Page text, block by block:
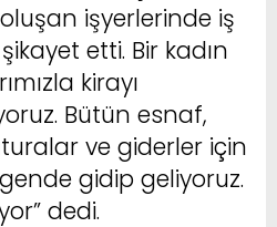
işyerlerinde iş
etti. Bir kadın
kirayı
Bütün esnaf,
ve giderler için
gidip geliyoruz.
dedi.